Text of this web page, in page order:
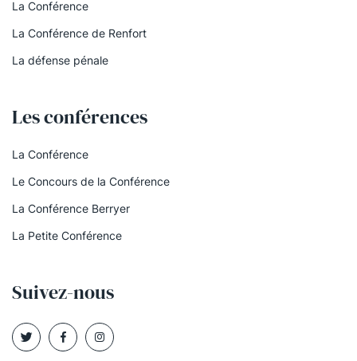
La Conférence
La Conférence de Renfort
La défense pénale
Les conférences
La Conférence
Le Concours de la Conférence
La Conférence Berryer
La Petite Conférence
Suivez-nous